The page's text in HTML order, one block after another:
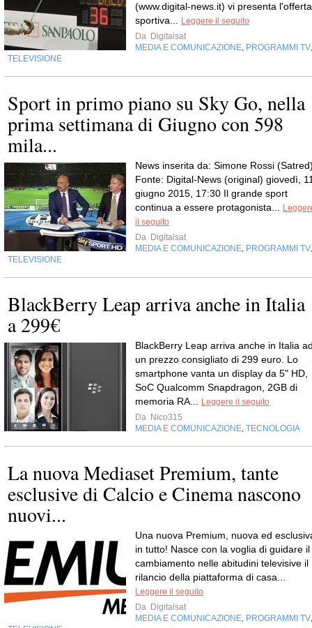
(www.digital-news.it) vi presenta l'offerta
sportiva...
Leggere il seguito
Da Digitalsat
MEDIA E COMUNICAZIONE PROGRAMMI TV
TELEVISIONE
Sport in primo piano su Sky Go, nella
prima settimana di Giugno con 598
mila...
News inserita da: Simone Rossi
Fonte: Digital-News (original) giovedì,
giugno 2015, 17:30 Il grande sport
continua a essere protagonista...
il seguito
Da Digitalsat
MEDIA E COMUNICAZIONE PROGRAMMI TV
TELEVISIONE
BlackBerry Leap arriva anche in Italia
a 299€
BlackBerry Leap arriva anche in Italia
un prezzo consigliato di 299 euro. Lo
smartphone vanta un display da 5" HD,
SoC Qualcomm Snapdragon, 2GB di
memoria RA...
Leggere il seguito
Da Nico315
MEDIA E COMUNICAZIONE TECNOLOGIA
La nuova Mediaset Premium, tante
esclusive di Calcio e Cinema nascono
nuovi...
Una nuova Premium, nuova ed
in tutto! Nasce con la voglia di guidare il
cambiamento nelle abitudini televisive il
rilancio della piattaforma di casa...
Leggere il seguito
Da Digitalsat
MEDIA E COMUNICAZIONE PROGRAMMI TV